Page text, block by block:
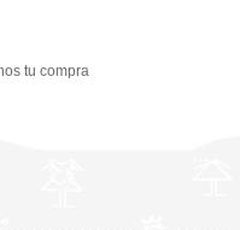
tu compra